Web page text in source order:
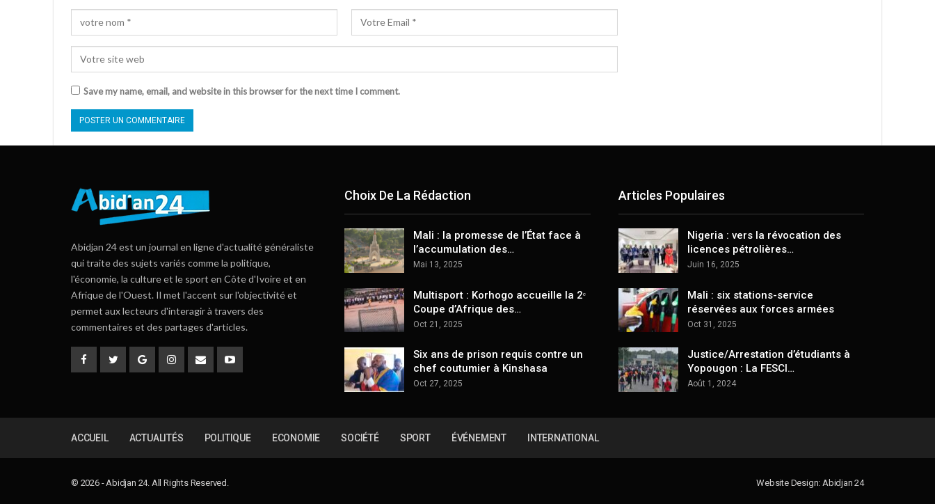
Save my name, email, and website in this browser for the next time I comment.
Abidjan 24 est un journal en ligne d'actualité généraliste
qui traite des sujets variés comme la politique,
l'économie, la culture et le sport en Côte d'Ivoire et en
Afrique de l'Ouest. Il met l'accent sur l'objectivité et
permet aux lecteurs d'interagir à travers des
commentaires et des partages d'articles.
Choix De La Rédaction
Mali : la promesse de l’État face à
l’accumulation des…
Mai 13, 2025
Multisport : Korhogo accueille la 2ᵉ
Coupe d’Afrique des…
Oct 21, 2025
Six ans de prison requis contre un
chef coutumier à Kinshasa
Oct 27, 2025
Articles Populaires
Nigeria : vers la révocation des
licences pétrolières…
Juin 16, 2025
Mali : six stations-service
réservées aux forces armées
Oct 31, 2025
Justice/Arrestation d’étudiants à
Yopougon : La FESCI…
Août 1, 2024
ACCUEIL ACTUALITÉS POLITIQUE ECONOMIE SOCIÉTÉ SPORT ÉVÉNEMENT INTERNATIONAL
© 2026 - Abidjan 24. All Rights Reserved. Website Design: Abidjan 24